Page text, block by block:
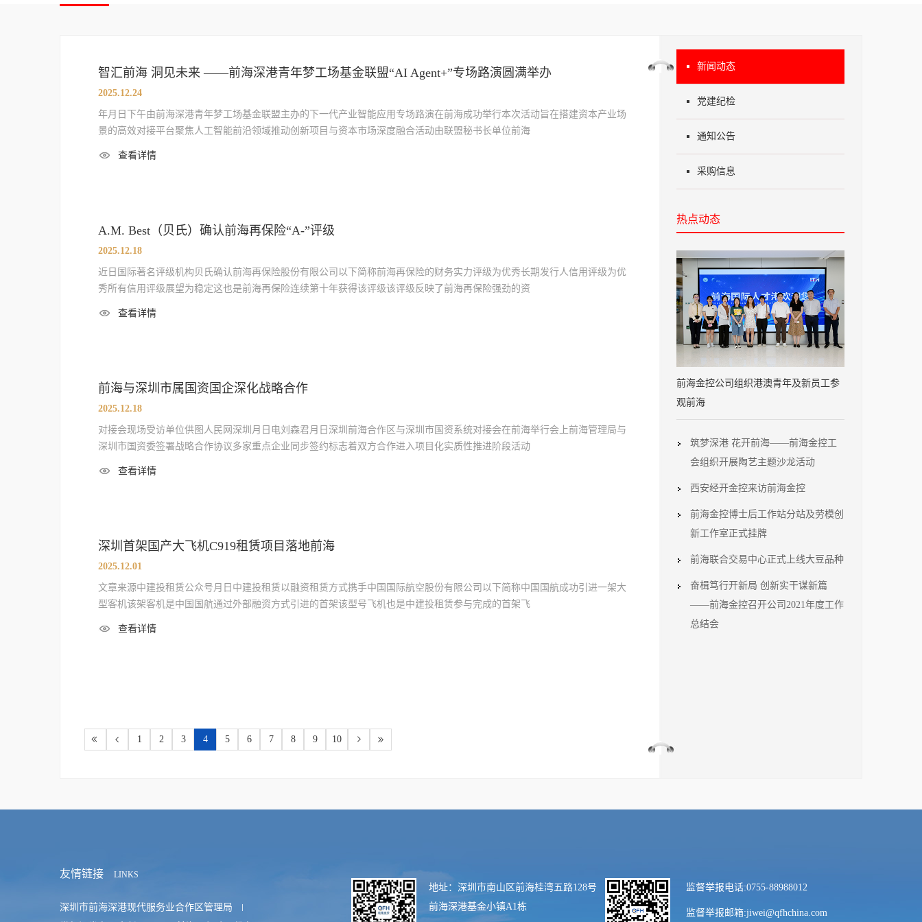
智汇前海 洞见未来 ——前海深港青年梦工场基金联盟“AI Agent+”专场路演圆满举办
2025.12.24
年月日下午由前海深港青年梦工场基金联盟主办的下一代产业智能应用专场路演在前海成功举行本次活动旨在搭建资本产业场
景的高效对接平台聚焦人工智能前沿领域推动创新项目与资本市场深度融合活动由联盟秘书长单位前海
查看详情
A.M. Best（贝氏）确认前海再保险“A-”评级
2025.12.18
近日国际著名评级机构贝氏确认前海再保险股份有限公司以下简称前海再保险的财务实力评级为优秀长期发行人信用评级为优
秀所有信用评级展望为稳定这也是前海再保险连续第十年获得该评级该评级反映了前海再保险强劲的资
查看详情
前海与深圳市属国资国企深化战略合作
2025.12.18
对接会现场受访单位供图人民网深圳月日电刘森君月日深圳前海合作区与深圳市国资系统对接会在前海举行会上前海管理局与
深圳市国资委签署战略合作协议多家重点企业同步签约标志着双方合作进入项目化实质性推进阶段活动
查看详情
深圳首架国产大飞机C919租赁项目落地前海
2025.12.01
文章来源中建投租赁公众号月日中建投租赁以融资租赁方式携手中国国际航空股份有限公司以下简称中国国航成功引进一架大
型客机该架客机是中国国航通过外部融资方式引进的首架该型号飞机也是中建投租赁参与完成的首架飞
查看详情
1 2 3 4 5 6 7 8 9 10
新闻动态
党建纪检
通知公告
采购信息
热点动态
前海金控公司组织港澳青年及新员工参
观前海
筑梦深港 花开前海——前海金控工
会组织开展陶艺主题沙龙活动
西安经开金控来访前海金控
前海金控博士后工作站分站及劳模创
新工作室正式挂牌
前海联合交易中心正式上线大豆品种
奋楫笃行开新局 创新实干谋新篇
——前海金控召开公司2021年度工作
总结会
友情链接 LINKS
深圳市前海深港现代服务业合作区管理局
监督举报电话:0755-88988012
监督举报邮箱:jiwei@qfhchina.com
地址：深圳市南山区前海桂湾五路128号
前海深港基金小镇A1栋